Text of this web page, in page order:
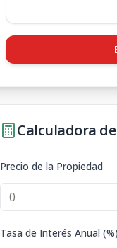
Calculadora
Precio de la Propiedad
Tasa de Interés Anual (%)